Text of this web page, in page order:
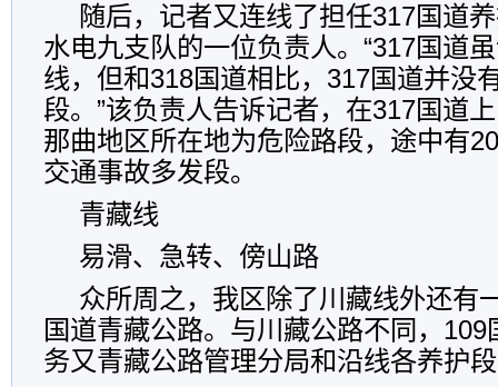
随后，记者又连线了担任317国道
水电九支队的一位负责人。“317国道
线，但和318国道相比，317国道并没
段。”该负责人告诉记者，在317国道
那曲地区所在地为危险路段，途中有
交通事故多发段。
青藏线
易滑、急转、傍山路
众所周之，我区除了川藏线外还有
国道青藏公路。与川藏公路不同，
务又青藏公路管理分局和沿线各养护